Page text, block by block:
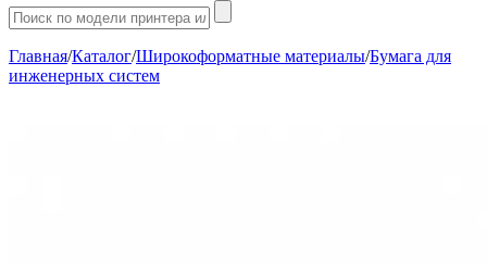
Главная/Каталог/Широкоформатные материалы/Бумага для
инженерных систем